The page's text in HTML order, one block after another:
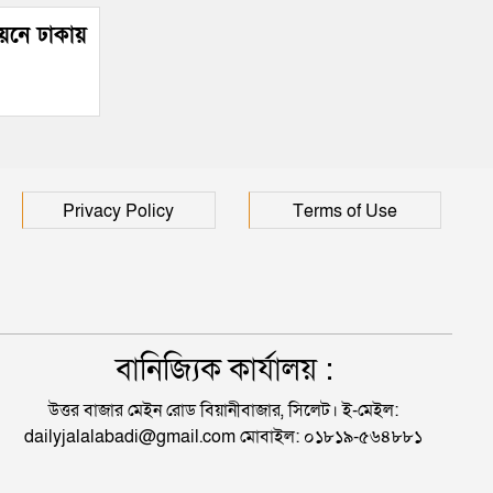
ঢাকায়
Privacy Policy Terms of Use
বানিজ্যিক কার্যালয় :
উত্তর বাজার মেইন রোড বিয়ানীবাজার, সিলেট। ই-মেইল:
dailyjalalabadi@gmail.com মোবাইল: ০১৮১৯-৫৬৪৮৮১